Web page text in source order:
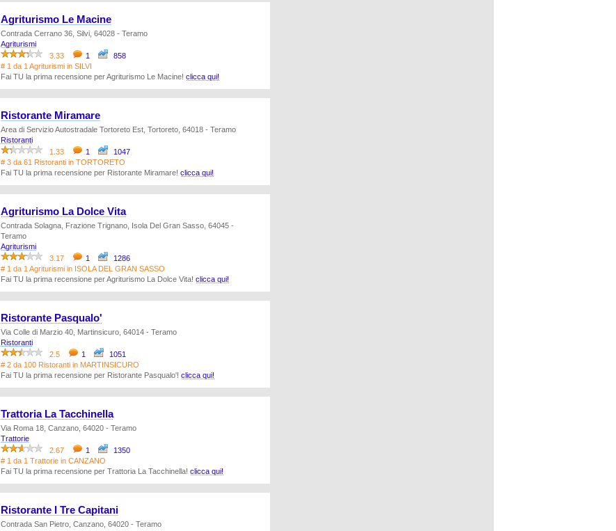
Agriturismo Le Macine
Contrada Cerrano 36, Silvi, 64028 - Teramo
Agriturismi
3.33
1
858
# 1 da 1 Agriturismi in SILVI
Fai TU la prima recensione per Agriturismo Le Macine! clicca qui!
Ristorante Miramare
Area di Servizio Autostradale Tortoreto Est, Tortoreto, 64018 - Teramo
Ristoranti
1.33
1
1047
# 3 da 61 Ristoranti in TORTORETO
Fai TU la prima recensione per Ristorante Miramare! clicca qui!
Agriturismo La Dolce Vita
Contrada Solagna, Frazione Trignano, Isola Del Gran Sasso, 64045 -
Teramo
Agriturismi
3.17
1
1286
# 1 da 1 Agriturismi in ISOLA DEL GRAN SASSO
Fai TU la prima recensione per Agriturismo La Dolce Vita! clicca qui!
Ristorante Pasqualo'
Via Colle di Marzio 40, Martinsicuro, 64014 - Teramo
Ristoranti
2.5
1
1051
# 2 da 100 Ristoranti in MARTINSICURO
Fai TU la prima recensione per Ristorante Pasqualo'! clicca qui!
Trattoria La Tacchinella
Via Roma 18, Canzano, 64020 - Teramo
Trattorie
2.67
1
1350
# 1 da 1 Trattorie in CANZANO
Fai TU la prima recensione per Trattoria La Tacchinella! clicca qui!
Ristorante I Tre Capitani
Contrada San Pietro, Canzano, 64020 - Teramo